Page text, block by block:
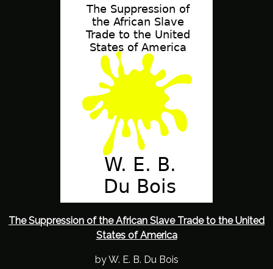
The Suppression of the African Slave Trade to the United
States of America
by W. E. B. Du Bois